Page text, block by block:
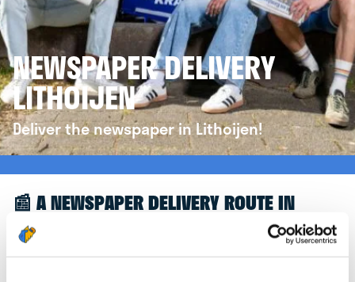
NEWSPAPER DELIVERY
LITHOIJEN
Deliver the newspaper in Lithoijen!
📰 A NEWSPAPER DELIVERY ROUTE IN
LITHOIJEN
Great to see you're interested in a newspaper